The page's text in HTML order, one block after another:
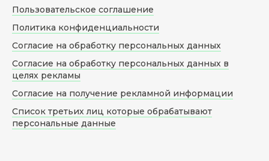
Пользовательское соглашение
Политика конфиденциальности
Согласие на обработку персональных данных
Согласие на обработку персональных данных в
целях рекламы
Согласие на получение рекламной информации
Список третьих лиц которые обрабатывают
персональные данные